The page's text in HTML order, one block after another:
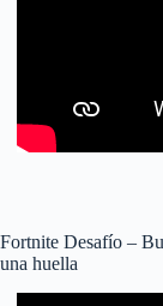
Fortnite Desafío –
una huella